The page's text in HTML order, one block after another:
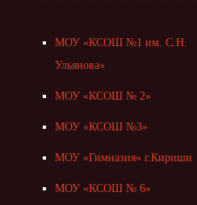
МОУ «КСОШ №1 им. С.Н.
Ульянова»
МОУ «КСОШ № 2»
МОУ «КСОШ №3»
МОУ «Гимназия» г.Кириши
МОУ «КСОШ № 6»